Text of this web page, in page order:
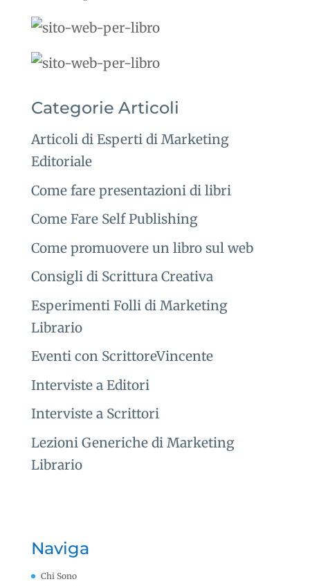
Categorie Articoli
Articoli di Esperti di Marketing
Editoriale
Come fare presentazioni di libri
Come Fare Self Publishing
Come promuovere un libro sul web
Consigli di Scrittura Creativa
Esperimenti Folli di Marketing
Librario
Eventi con ScrittoreVincente
Interviste a Editori
Interviste a Scrittori
Lezioni Generiche di Marketing
Librario
Naviga
Chi Sono